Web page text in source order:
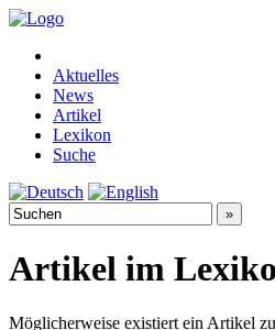
Aktuelles
News
Artikel
Lexikon
Suche
Artikel im
Möglicherweise existiert ein Artikel